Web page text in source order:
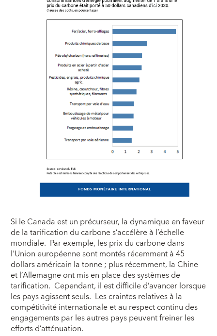
Si le Canada est un précurseur, la dynamique en faveur
de la tarification du carbone s’accélère à l’échelle
mondiale. Par exemple, les prix du carbone dans
l'Union européenne sont montés récemment à 45
dollars américain la tonne ; plus récemment, la Chine
et l’Allemagne ont mis en place des systèmes de
tarification. Cependant, il est difficile d’avancer lorsque
les pays agissent seuls. Les craintes relatives à la
compétitivité internationale et au respect continu des
engagements par les autres pays peuvent freiner les
efforts d’atténuation.